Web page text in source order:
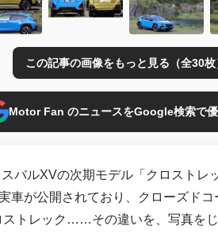
この記事の画像をもっと見る（全30枚
Motor Fan のニュースをGoogle検索で
バルXVの次期モデル「クロストレ
車が公開されており、クローズド
トレック……その違いを、写真を